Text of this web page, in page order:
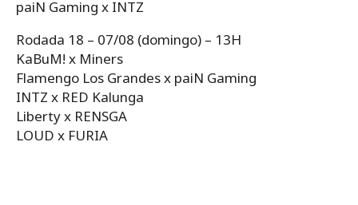
paiN Gaming x INTZ
Rodada 18 – 07/08 (domingo) – 13H
KaBuM! x Miners
Flamengo Los Grandes x paiN Gaming
INTZ x RED Kalunga
Liberty x RENSGA
LOUD x FURIA